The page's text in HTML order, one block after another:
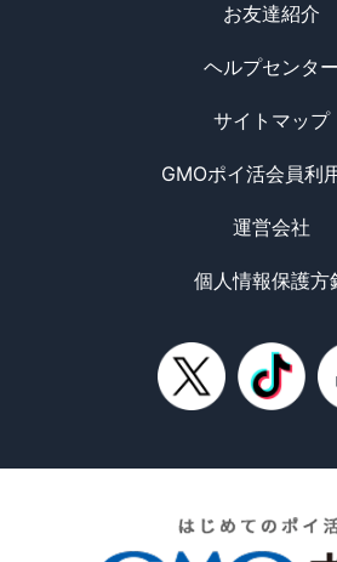
お友達紹介
ヘルプセンター
サイトマップ
GMOポイ活会員利
運営会社
個人情報保護方